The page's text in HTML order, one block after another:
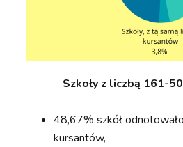
Szkoły z liczbą 161-
48,67% szkół
kursantów,